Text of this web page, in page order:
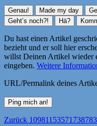
Du hast einen Artikel
bezieht und er soll hier
willst Deinen Artikel wieder
eingeben. Weitere
URL/Permalink deines
Zurück Vorheriger